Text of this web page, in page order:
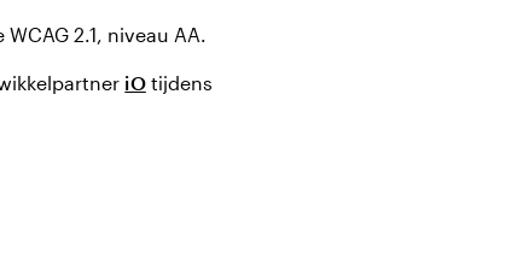
2.1, niveau AA.
iOtijdens